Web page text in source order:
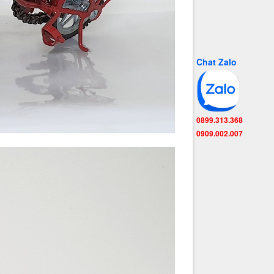
Chat Zalo
0899.313.368
0909.002.007